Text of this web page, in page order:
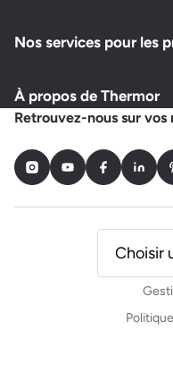
Nos services pour les
À propos de Thermor
Retrouvez-nous sur vos
InstagramYoutubeFacebook
Choisir